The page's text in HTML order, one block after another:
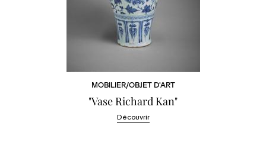
MOBILIER/OBJET D'ART
"Vase Richard Kan"
Découvrir